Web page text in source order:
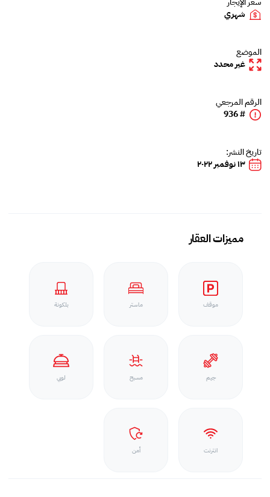
شهري
الموضع
غير محدد
الرقم المرجعي
# 936
تاريخ النشر:
١٣ نوفمبر ٢٠٢٢
مميزات العقار
موقف ماستر بلكونة
جيم مسبح لوبي
انترنت أمن